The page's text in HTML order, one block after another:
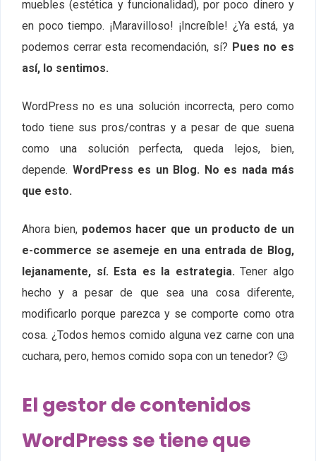
muebles (estética y funcionalidad), por poco dinero y
en poco tiempo. ¡Maravilloso! ¡Increíble! ¿Ya está, ya
podemos cerrar esta recomendación, sí? Pues no es
así, lo sentimos.
WordPress no es una solución incorrecta, pero como
todo tiene sus pros/contras y a pesar de que suena
como una solución perfecta, queda lejos, bien,
depende. WordPress es un Blog. No es nada más
que esto.
Ahora bien, podemos hacer que un producto de un
e-commerce se asemeje en una entrada de Blog,
lejanamente, sí. Esta es la estrategia. Tener algo
hecho y a pesar de que sea una cosa diferente,
modificarlo porque parezca y se comporte como otra
cosa. ¿Todos hemos comido alguna vez carne con una
cuchara, pero, hemos comido sopa con un tenedor? 😉
El gestor de contenidos
WordPress se tiene que